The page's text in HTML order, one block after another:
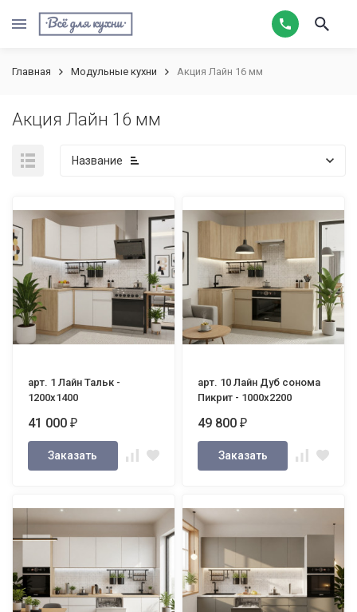
Главная Модульные кухни Акция Лайн 16 мм
Акция Лайн 16 мм
Название
арт. 1 Лайн Тальк -
1200х1400
41 000₽
Заказать
арт. 10 Лайн Дуб сонома
Пикрит - 1000х2200
49 800₽
Заказать